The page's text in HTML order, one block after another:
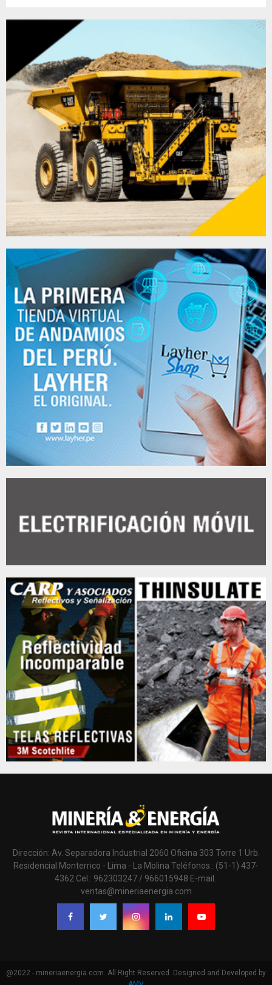
Dirección: Av. Separadora Industrial 2060 Oficina 303 Torre 1 Urb.
Residencial Monterrico - Lima - La Molina Teléfonos.: (51-1) 437-
4362 Cel.: 962303247 / 966015948 E-mail.:
ventas@mineriaenergia.com
@2022 - mineriaenergia.com. All Right Reserved. Designed and Developed by